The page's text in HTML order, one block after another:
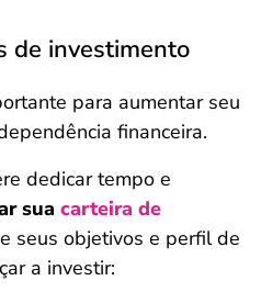
de investimento
para aumentar seu
financeira.
dedicar tempo e
sua carteira de
seus objetivos e perfil de
a investir: